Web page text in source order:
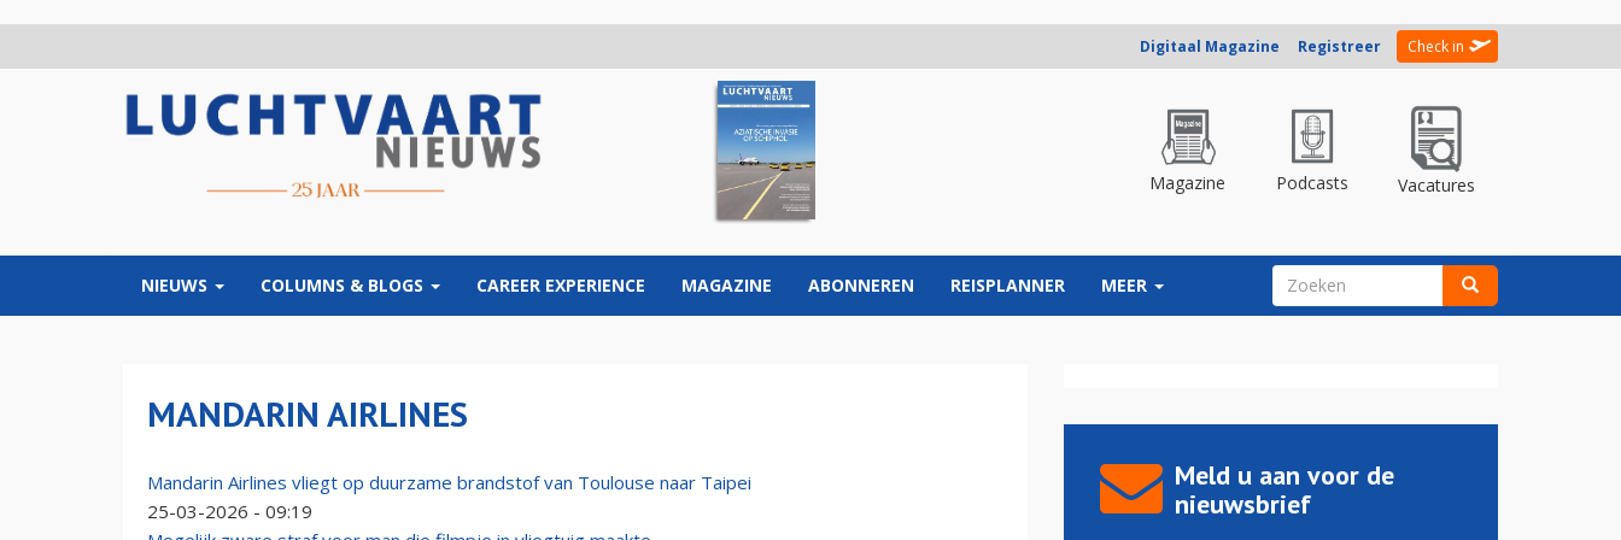
Digitaal Magazine Registreer Check in
Magazine Podcasts Vacatures
NIEUWS COLUMNS & BLOGS CAREER EXPERIENCE MAGAZINE ABONNEREN REISPLANNER MEER ZOEKVELD
MANDARIN AIRLINES
Mandarin Airlines vliegt op duurzame brandstof van Toulouse naar Taipei
25-03-2026 - 09:19
Meld u aan voor de
nieuwsbrief